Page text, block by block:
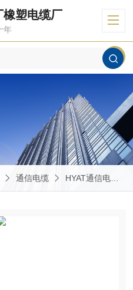
橡塑电缆厂
年
通信电缆 HYAT通信电缆